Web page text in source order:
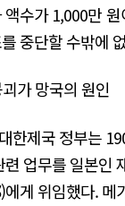
수가 1,000만
중단할 수밖에
가 망국의 원인
한제국 정부는
업무를 일본인
게 위임했다. 메